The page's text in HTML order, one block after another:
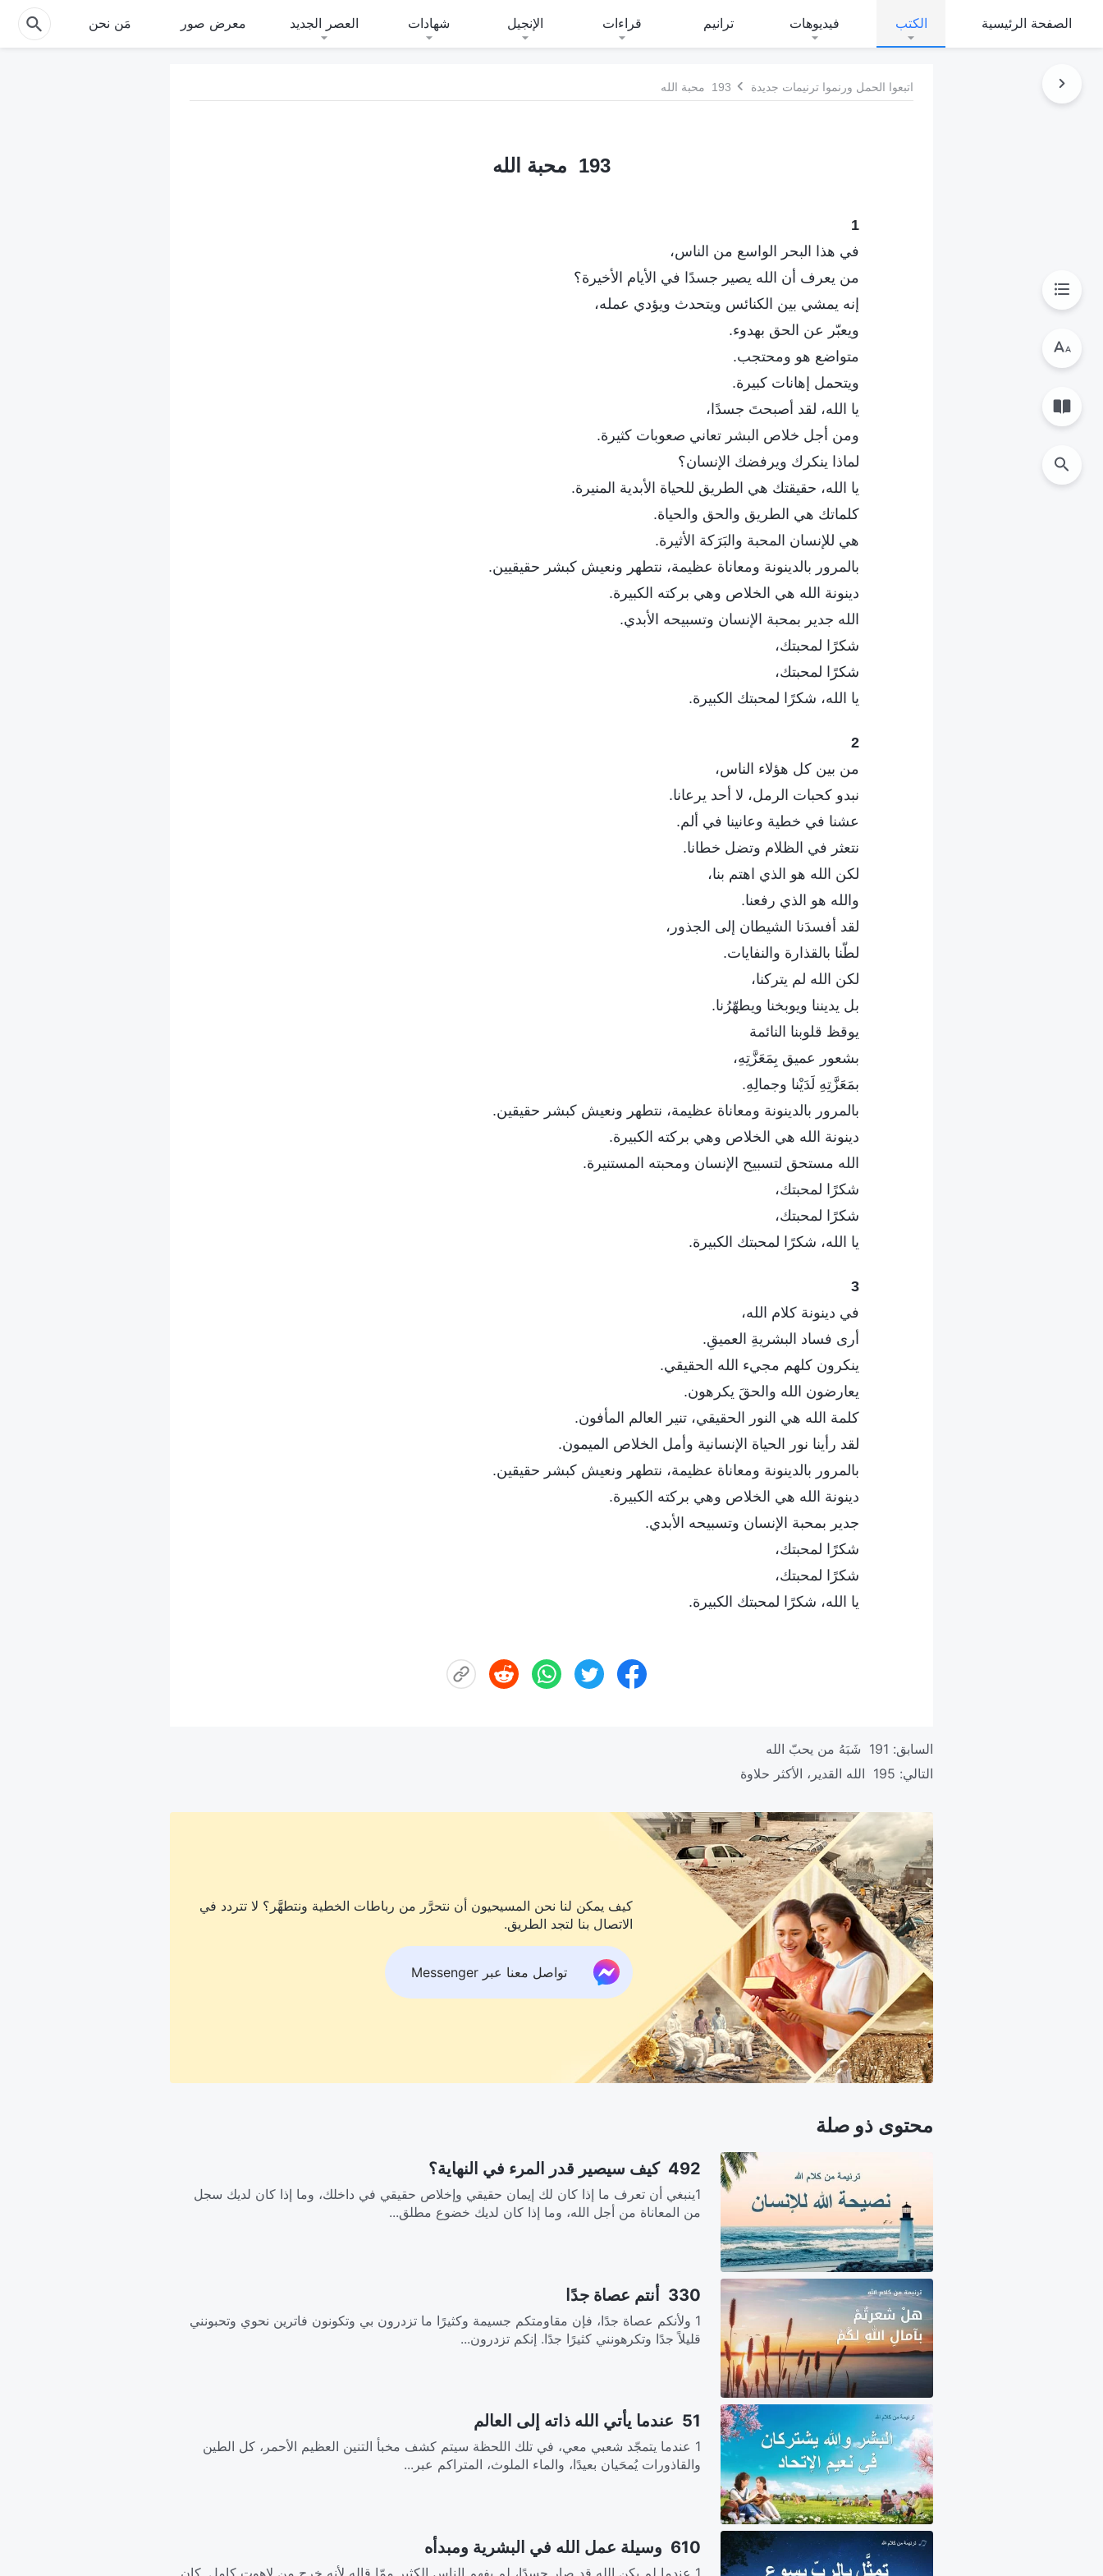
الصفحة الرئيسية الكتب فيديوهات ترانيم قراءات الإنجيل شهادات العصر الجديد معرض صور مَن نحن
اتبعوا الحمل ورنموا ترنيمات جديدة 193 محبة الله
193 محبة الله
1
في هذا البحر الواسع من الناس،
من يعرف أن الله يصير جسدًا في الأيام الأخيرة؟
إنه يمشي بين الكنائس ويتحدث ويؤدي عمله،
ويعبّر عن الحق بهدوء.
متواضع هو ومحتجب.
ويتحمل إهانات كبيرة.
يا الله، لقد أصبحتَ جسدًا،
ومن أجل خلاص البشر تعاني صعوبات كثيرة.
لماذا ينكرك ويرفضك الإنسان؟
يا الله، حقيقتك هي الطريق للحياة الأبدية المنيرة.
كلماتك هي الطريق والحق والحياة.
هي للإنسان المحبة والبَرَكة الأثيرة.
بالمرور بالدينونة ومعاناة عظيمة، نتطهر ونعيش كبشر حقيقيين.
دينونة الله هي الخلاص وهي بركته الكبيرة.
الله جدير بمحبة الإنسان وتسبيحه الأبدي.
شكرًا لمحبتك،
شكرًا لمحبتك،
يا الله، شكرًا لمحبتك الكبيرة.
2
من بين كل هؤلاء الناس،
نبدو كحبات الرمل، لا أحد يرعانا.
عشنا في خطية وعانينا في ألم.
نتعثر في الظلام وتضل خطانا.
لكن الله هو الذي اهتم بنا،
والله هو الذي رفعنا.
لقد أفسدَنا الشيطان إلى الجذور،
لطّنا بالقذارة والنفايات.
لكن الله لم يتركنا،
بل يديننا ويوبخنا ويطهّرُنا.
يوقظ قلوبنا النائمة
بشعور عميق بِمَعَزَّتِهِ،
بمَعَزَّتِهِ لَدَيْنا وجمالِهِ.
بالمرور بالدينونة ومعاناة عظيمة، نتطهر ونعيش كبشر حقيقين.
دينونة الله هي الخلاص وهي بركته الكبيرة.
الله مستحق لتسبيح الإنسان ومحبته المستنيرة.
شكرًا لمحبتك،
شكرًا لمحبتك،
يا الله، شكرًا لمحبتك الكبيرة.
3
في دينونة كلام الله،
أرى فساد البشريةِ العميقِ.
ينكرون كلهم مجيء الله الحقيقي.
يعارضون الله والحقَ يكرهون.
كلمة الله هي النور الحقيقي، تنير العالم المأفون.
لقد رأينا نور الحياة الإنسانية وأمل الخلاص الميمون.
بالمرور بالدينونة ومعاناة عظيمة، نتطهر ونعيش كبشر حقيقين.
دينونة الله هي الخلاص وهي بركته الكبيرة.
جدير بمحبة الإنسان وتسبيحه الأبدي.
شكرًا لمحبتك،
شكرًا لمحبتك،
يا الله، شكرًا لمحبتك الكبيرة.
السابق: 191 شَبَهُ من يحبّ الله
التالي: 195 الله القدير، الأكثر حلاوة
كيف يمكن لنا نحن المسيحيون أن نتحرَّر من رباطات الخطية ونتطهَّر؟ لا تتردد في
الاتصال بنا لتجد الطريق.
تواصل معنا عبر Messenger
محتوى ذو صلة
492 كيف سيصير قدر المرء في النهاية؟
1ينبغي أن تعرف ما إذا كان لك إيمان حقيقي وإخلاص حقيقي في داخلك، وما إذا كان لديك سجل
من المعاناة من أجل الله، وما إذا كان لديك خضوع مطلق...
330 أنتم عصاة جدًا
1 ولأنكم عصاة جدًا، فإن مقاومتكم جسيمة وكثيرًا ما تزدرون بي وتكونون فاترين نحوي وتحبونني
قليلاً جدًا وتكرهونني كثيرًا جدًا. إنكم تزدرون...
51 عندما يأتي الله ذاته إلى العالم
1 عندما يتمجّد شعبي معي، في تلك اللحظة سيتم كشف مخبأ التنين العظيم الأحمر، كل الطين
والقاذورات يُمحَيان بعيدًا، والماء الملوث، المتراكم عبر...
610 وسيلة عمل الله في البشرية ومبدأه